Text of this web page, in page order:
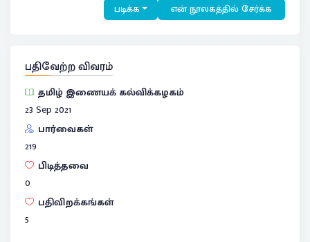
படிக்க என் நூலகத்தில் சேர்க்க
பதிவேற்ற விவரம்
தமிழ் இணையக் கல்விக்கழகம்
23 Sep 2021
பார்வைகள்
219
பிடித்தவை
0
பதிவிறக்கங்கள்
5